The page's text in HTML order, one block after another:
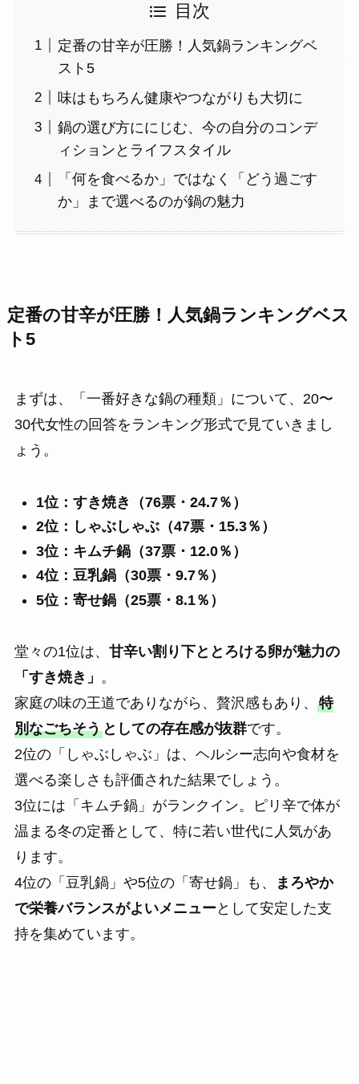
目次
定番の甘辛が圧勝！人気鍋ランキングベ
スト5
味はもちろん健康やつながりも大切に
鍋の選び方ににじむ、今の自分のコンデ
ィションとライフスタイル
「何を食べるか」ではなく「どう過ごす
か」まで選べるのが鍋の魅力
定番の甘辛が圧勝！人気鍋ランキングベス
ト5
まずは、「一番好きな鍋の種類」について、20〜
30代女性の回答をランキング形式で見ていきまし
ょう。
1位：すき焼き（76票・24.7％）
2位：しゃぶしゃぶ（47票・15.3％）
3位：キムチ鍋（37票・12.0％）
4位：豆乳鍋（30票・9.7％）
5位：寄せ鍋（25票・8.1％）
堂々の1位は、 甘辛い割り下ととろける卵が魅力の
「すき焼き」 。
家庭の味の王道でありながら、贅沢感もあり、 特
別なごちそうとしての存在感が抜群です。
2位の「しゃぶしゃぶ」は、ヘルシー志向や食材を
選べる楽しさも評価された結果でしょう。
3位には「キムチ鍋」がランクイン。ピリ辛で体が
温まる冬の定番として、特に若い世代に人気があ
ります。
4位の「豆乳鍋」や5位の「寄せ鍋」も、
まろやか
で栄養バランスがよいメニューとして安定した支
持を集めています。